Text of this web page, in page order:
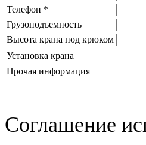
Телефон *
Грузоподъемность
Высота крана под крюком
Установка крана
Прочая информация
Соглашение